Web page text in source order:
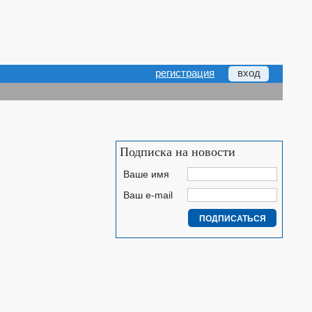
регистрация вход
Подписка на новости
Ваше имя
Ваш e-mail